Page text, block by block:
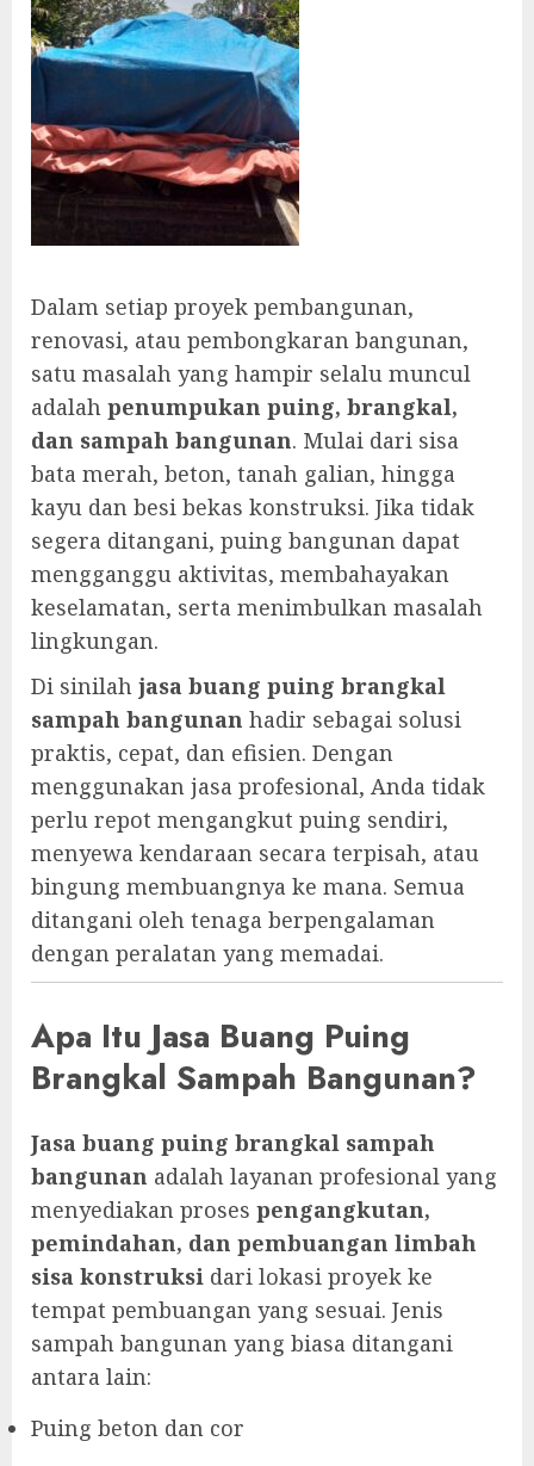
Dalam setiap proyek pembangunan,
renovasi, atau pembongkaran bangunan,
satu masalah yang hampir selalu muncul
adalah penumpukan puing, brangkal,
dan sampah bangunan. Mulai dari sisa
bata merah, beton, tanah galian, hingga
kayu dan besi bekas konstruksi. Jika tidak
segera ditangani, puing bangunan dapat
mengganggu aktivitas, membahayakan
keselamatan, serta menimbulkan masalah
lingkungan.
Di sinilah jasa buang puing brangkal
sampah bangunan hadir sebagai solusi
praktis, cepat, dan efisien. Dengan
menggunakan jasa profesional, Anda tidak
perlu repot mengangkut puing sendiri,
menyewa kendaraan secara terpisah, atau
bingung membuangnya ke mana. Semua
ditangani oleh tenaga berpengalaman
dengan peralatan yang memadai.
Apa Itu Jasa Buang Puing
Brangkal Sampah Bangunan?
Jasa buang puing brangkal sampah
bangunan adalah layanan profesional yang
menyediakan proses pengangkutan,
pemindahan, dan pembuangan limbah
sisa konstruksi dari lokasi proyek ke
tempat pembuangan yang sesuai. Jenis
sampah bangunan yang biasa ditangani
antara lain:
Puing beton dan cor